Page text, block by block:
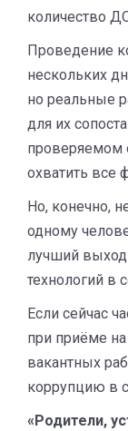
количество
Проведение
нескольких
но реальные
для их
проверяемом
охватить все
Но, конечно,
одному
лучший
технологий в
Если сейчас
при приёме на
вакантных
коррупцию в
«Родители,